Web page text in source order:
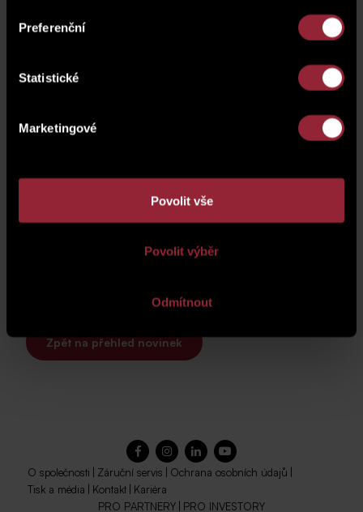
Preferenční
Statistické
Marketingové
Povolit vše
Povolit výběr
Odmítnout
a SATPO TEAM u toho samozřejmě nesměl chybět.
Na pražské Ladronce jsme se sešli se všemi, pro které je
a společně jsme si slunečný
podvečerní běh pořádně užili!
Zpět na přehled novinek
O společnosti Záruční servis Ochrana osobních údajů
Tisk a média
Kontakt
Kariéra
PRO PARTNERY
PRO INVESTORY